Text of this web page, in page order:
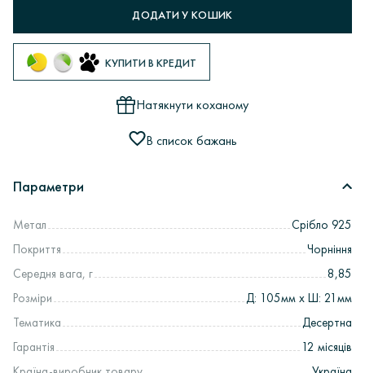
ДОДАТИ У КОШИК
КУПИТИ В КРЕДИТ
Натякнути коханому
В список бажань
Параметри
Метал
Срібло 925
Покриття
Чорніння
Середня вага, г
8,85
Розміри
Д: 105мм х Ш: 21мм
Тематика
Десертна
Гарантія
12 місяців